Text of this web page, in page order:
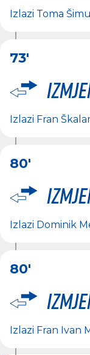
Izlazi Toma
73'
Izlazi Fran
80'
Izlazi Dominik
80'
Izlazi Fran Ivan